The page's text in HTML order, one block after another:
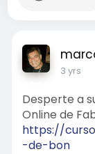
3 yrs
Desperte a
Online de
https://
-de-bon